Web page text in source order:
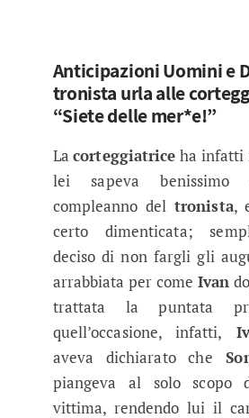
Anticipazioni Uomini e
tronista urla alle
“Siete delle mer*e!”
Lacorteggiatrice ha infatti
lei sapeva benissimo
compleanno del tronista,
certo dimenticata;
deciso di non fargli gli
arrabbiata per come Ivan
trattata la puntata
quell’occasione, infatti,
aveva dichiarato che
piangeva al solo scopo
vittima, rendendo lui il